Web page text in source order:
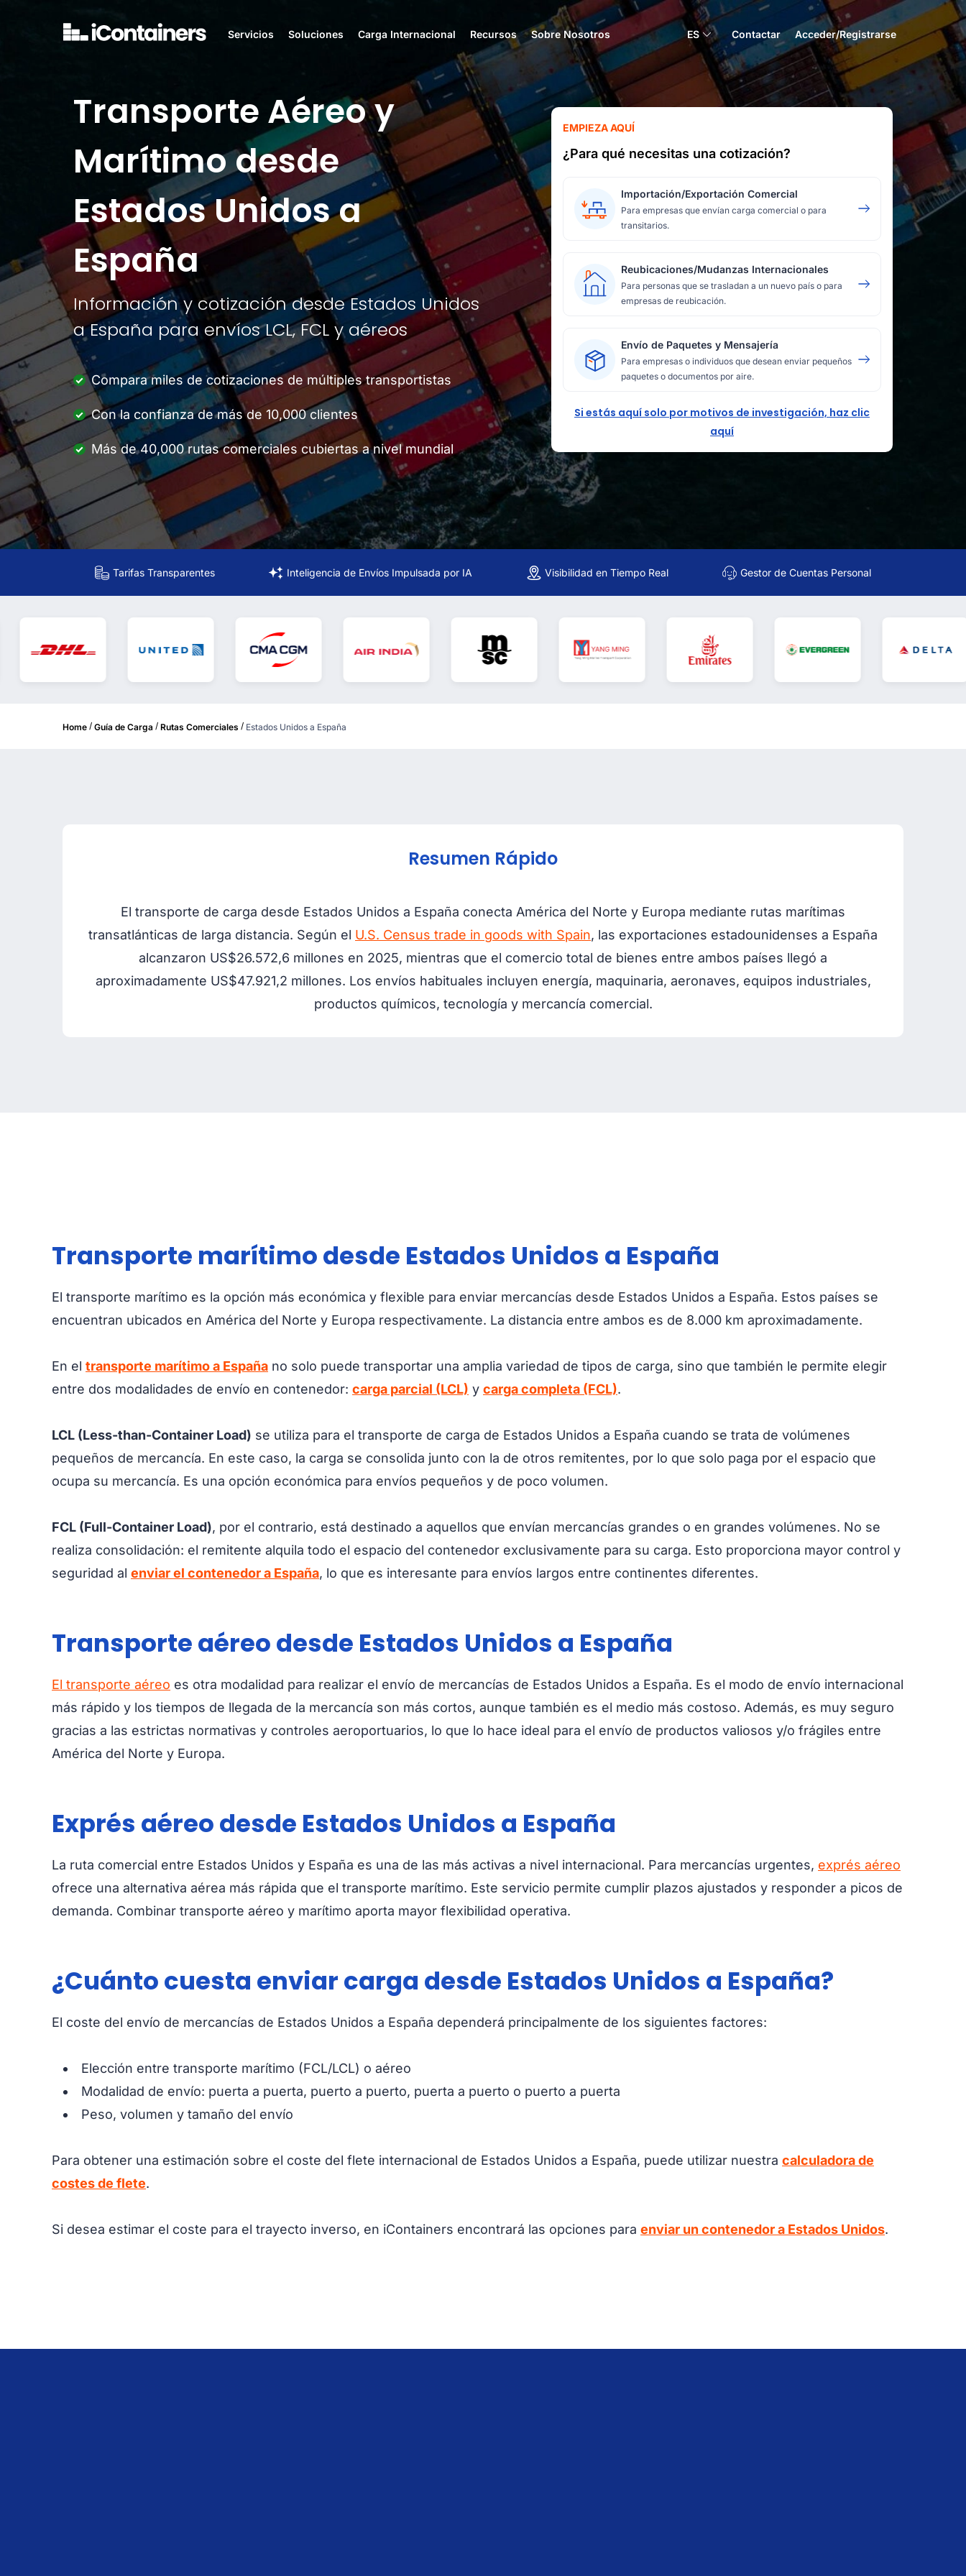
Servicios Soluciones Carga Internacional Recursos Sobre Nosotros ES Contactar Acceder/Registrarse
Transporte Aéreo y
Marítimo desde
Estados Unidos a
España
Información y cotización desde Estados Unidos
a España para envíos LCL, FCL y aéreos
Compara miles de cotizaciones de múltiples transportistas
Con la confianza de más de 10,000 clientes
Más de 40,000 rutas comerciales cubiertas a nivel mundial
EMPIEZA AQUÍ
¿Para qué necesitas una cotización?
Importación/Exportación Comercial
Para empresas que envían carga comercial o para
transitarios.
Reubicaciones/Mudanzas Internacionales
Para personas que se trasladan a un nuevo país o para
empresas de reubicación.
Envío de Paquetes y Mensajería
Para empresas o individuos que desean enviar pequeños
paquetes o documentos por aire.
Si estás aquí solo por motivos de investigación, haz clic
aquí
Tarifas Transparentes Inteligencia de Envíos Impulsada por IA Visibilidad en Tiempo Real Gestor de Cuentas Personal
Home / Guía de Carga / Rutas Comerciales / Estados Unidos a España
Resumen Rápido
El transporte de carga desde Estados Unidos a España conecta América del Norte y Europa mediante rutas marítimas
transatlánticas de larga distancia. Según el U.S. Census trade in goods with Spain, las exportaciones estadounidenses a España
alcanzaron US$26.572,6 millones en 2025, mientras que el comercio total de bienes entre ambos países llegó a
aproximadamente US$47.921,2 millones. Los envíos habituales incluyen energía, maquinaria, aeronaves, equipos industriales,
productos químicos, tecnología y mercancía comercial.
Transporte marítimo desde Estados Unidos a España
El transporte marítimo es la opción más económica y flexible para enviar mercancías desde Estados Unidos a España. Estos países se
encuentran ubicados en América del Norte y Europa respectivamente. La distancia entre ambos es de 8.000 km aproximadamente.
En el transporte marítimo a España no solo puede transportar una amplia variedad de tipos de carga, sino que también le permite elegir
entre dos modalidades de envío en contenedor: carga parcial (LCL) y carga completa (FCL).
LCL (Less-than-Container Load) se utiliza para el transporte de carga de Estados Unidos a España cuando se trata de volúmenes
pequeños de mercancía. En este caso, la carga se consolida junto con la de otros remitentes, por lo que solo paga por el espacio que
ocupa su mercancía. Es una opción económica para envíos pequeños y de poco volumen.
FCL (Full-Container Load), por el contrario, está destinado a aquellos que envían mercancías grandes o en grandes volúmenes. No se
realiza consolidación: el remitente alquila todo el espacio del contenedor exclusivamente para su carga. Esto proporciona mayor control y
seguridad al enviar el contenedor a España, lo que es interesante para envíos largos entre continentes diferentes.
Transporte aéreo desde Estados Unidos a España
El transporte aéreo es otra modalidad para realizar el envío de mercancías de Estados Unidos a España. Es el modo de envío internacional
más rápido y los tiempos de llegada de la mercancía son más cortos, aunque también es el medio más costoso. Además, es muy seguro
gracias a las estrictas normativas y controles aeroportuarios, lo que lo hace ideal para el envío de productos valiosos y/o frágiles entre
América del Norte y Europa.
Exprés aéreo desde Estados Unidos a España
La ruta comercial entre Estados Unidos y España es una de las más activas a nivel internacional. Para mercancías urgentes, exprés aéreo
ofrece una alternativa aérea más rápida que el transporte marítimo. Este servicio permite cumplir plazos ajustados y responder a picos de
demanda. Combinar transporte aéreo y marítimo aporta mayor flexibilidad operativa.
¿Cuánto cuesta enviar carga desde Estados Unidos a España?
El coste del envío de mercancías de Estados Unidos a España dependerá principalmente de los siguientes factores:
Elección entre transporte marítimo (FCL/LCL) o aéreo
Modalidad de envío: puerta a puerta, puerto a puerto, puerta a puerto o puerto a puerta
Peso, volumen y tamaño del envío
Para obtener una estimación sobre el coste del flete internacional de Estados Unidos a España, puede utilizar nuestra calculadora de
costes de flete.
Si desea estimar el coste para el trayecto inverso, en iContainers encontrará las opciones para enviar un contenedor a Estados Unidos.